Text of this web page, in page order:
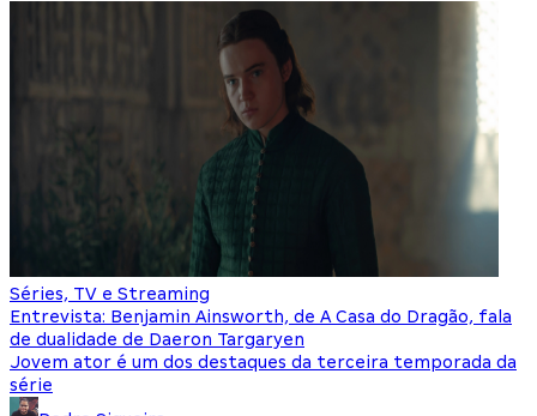
Séries, TV e Streaming
Entrevista: Benjamin Ainsworth, de A Casa do Dragão, fala
de dualidade de Daeron Targaryen
Jovem ator é um dos destaques da terceira temporada da
série